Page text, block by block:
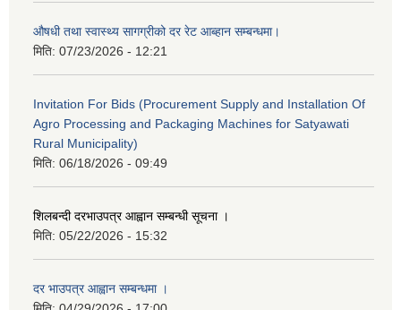
औषधी तथा स्वास्थ्य सागग्रीको दर रेट आब्हान सम्बन्धमा।
मिति: 07/23/2026 - 12:21
Invitation For Bids (Procurement Supply and Installation Of
Agro Processing and Packaging Machines for Satyawati
Rural Municipality)
मिति: 06/18/2026 - 09:49
शिलबन्दी दरभाउपत्र आह्वान सम्बन्धी सूचना ।
मिति: 05/22/2026 - 15:32
दर भाउपत्र आह्वान सम्बन्धमा ।